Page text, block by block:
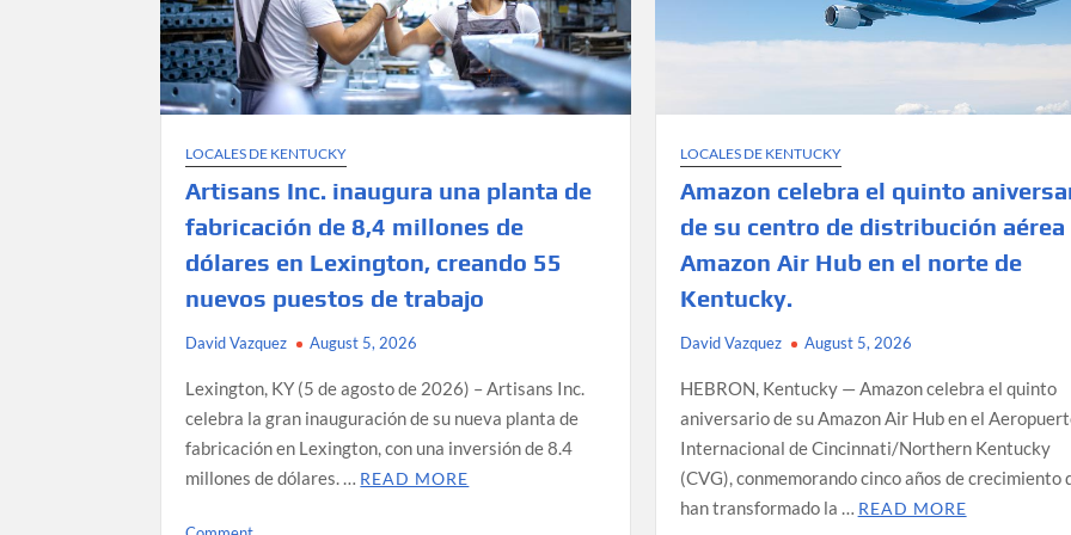
LOCALES DE KENTUCKY
Artisans Inc. inaugura una planta de
fabricación de 8,4 millones de
dólares en Lexington, creando 55
nuevos puestos de trabajo
David Vazquez August 5, 2026
Lexington, KY (5 de agosto de 2026) – Artisans Inc.
celebra la gran inauguración de su nueva planta de
fabricación en Lexington, con una inversión de 8.4
millones de dólares. … READ MORE
LOCALES DE KENTUCKY
Amazon celebra el quinto
de su centro de distribución aérea
Amazon Air Hub en el norte de
Kentucky.
David Vazquez August 5, 2026
HEBRON, Kentucky — Amazon celebra el quinto
aniversario de su Amazon Air Hub en el
Internacional de Cincinnati/Northern Kentucky
(CVG), conmemorando cinco años de crecimiento
han transformado la … READ MORE